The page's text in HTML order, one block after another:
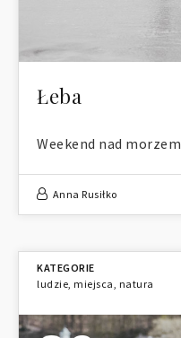
Łeba
Weekend nad morzem
Anna Rusiłko
ludzie, miejsca, natura